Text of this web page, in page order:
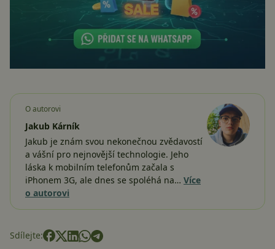
O autorovi
Jakub Kárník
Jakub je znám svou nekonečnou zvědavostí
a vášní pro nejnovější technologie. Jeho
láska k mobilním telefonům začala s
iPhonem 3G, ale dnes se spoléhá na… Více
o autorovi
Sdílejte: